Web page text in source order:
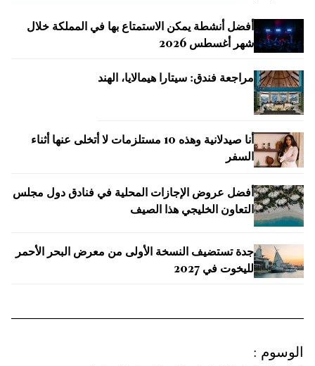
أفضل أنشطة يمكن الاستمتاع بها في المملكة خلال
شهر أغسطس 2026
مراجعة فندق: سيتارا هيمالايا، الهند
أنا صيدلانية وهذه 10 مستلزمات لا أتخلى عنها أثناء
السفر
أفضل عروض الإجازات المحلية في فنادق دول مجلس
التعاون الخليجي هذا الصيف
جدة تستضيف النسخة الأولى من معرض البحر الأحمر
لليخوت في 2027
الوسوم :